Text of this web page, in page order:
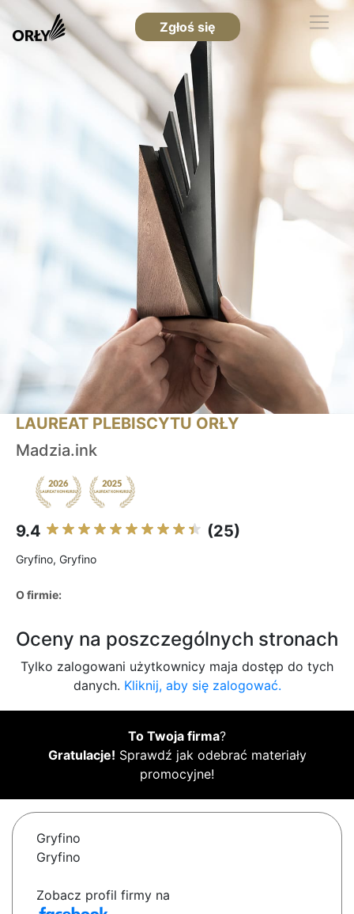
Zgłoś się
LAUREAT PLEBISCYTU ORŁY
Madzia.ink
9.4 (25)
Gryfino, Gryfino
O firmie:
Oceny na poszczególnych stronach
Tylko zalogowani użytkownicy maja dostęp do tych
danych. Kliknij, aby się zalogować.
To Twoja firma?
Gratulacje! Sprawdź jak odebrać materiały
promocyjne!
Gryfino
Gryfino
Zobacz profil firmy na